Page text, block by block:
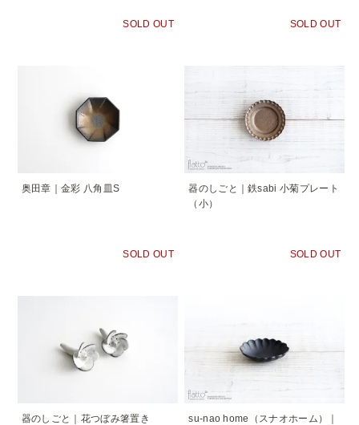
SOLD OUT SOLD OUT
奥田章｜金彩 八角皿S
SOLD OUT
器のしごと｜鉄sabi 小菊プレート
（小）
SOLD OUT
器のしごと｜花つぼみ箸置き
su-nao home（スナオホーム）｜